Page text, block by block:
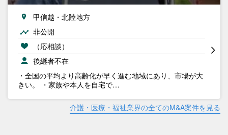
甲信越・北陸地方
非公開
（応相談）
後継者不在
・全国の平均より高齢化が早く進む地域にあり、市場が大
きい。 ・家族や本人を自宅で…
介護・医療・福祉業界の全てのM&A案件を見る